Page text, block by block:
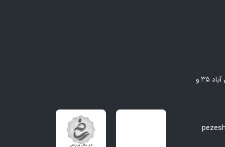
مشهد - بلوار وکیل آباد، بین وکیل آباد ۳۵ و